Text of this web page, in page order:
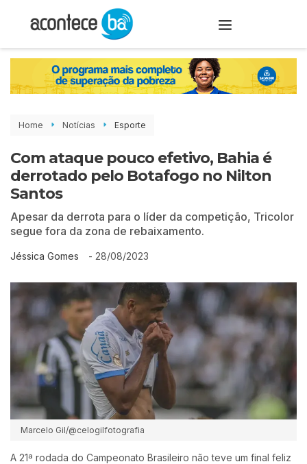
Home Notícias Esporte
Com ataque pouco efetivo, Bahia é
derrotado pelo Botafogo no Nilton
Santos
Apesar da derrota para o líder da competição, Tricolor
segue fora da zona de rebaixamento.
Jéssica Gomes - 28/08/2023
Marcelo Gil/@celogilfotografia
A 21ª rodada do Campeonato Brasileiro não teve um final feliz